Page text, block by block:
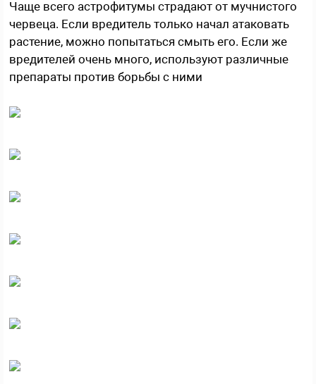
Чаще всего астрофитумы страдают от мучнистого
червеца. Если вредитель только начал атаковать
растение, можно попытаться смыть его. Если же
вредителей очень много, используют различные
препараты против борьбы с ними